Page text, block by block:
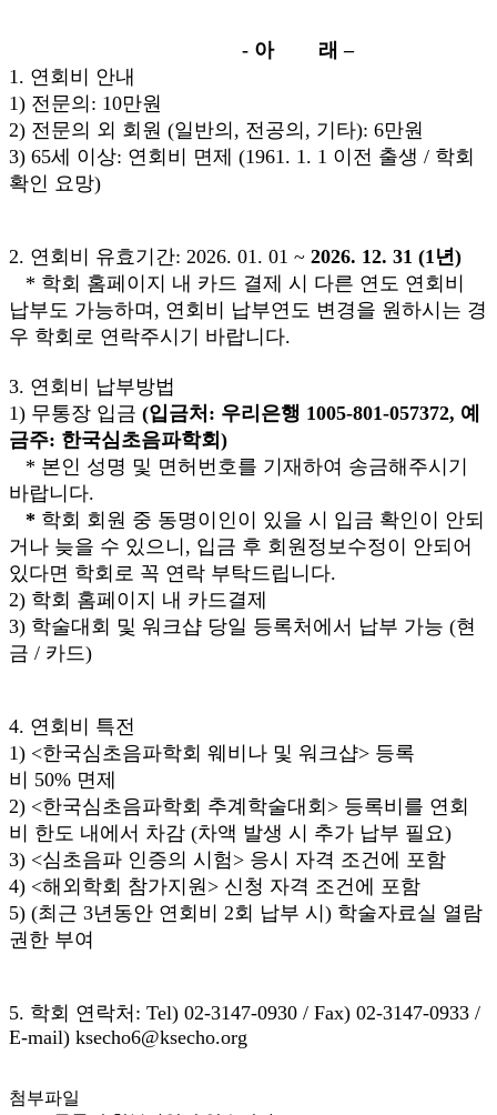
- 아 래 –
1. 연회비 안내
1) 전문의: 10만원
2) 전문의 외 회원 (일반의, 전공의, 기타): 6만원
3) 65세 이상: 연회비 면제 (1961. 1. 1 이전 출생 / 학회
확인 요망)
2. 연회비 유효기간: 2026. 01. 01 ~ 2026. 12. 31 (1 년)
* 학회 홈페이지 내 카드 결제 시 다른 연도 연회비
납부도 가능하며, 연회비 납부연도 변경을 원하시는 경
우 학회로 연락주시기 바랍니다.
3. 연회비 납부방법
1) 무통장 입금 (입금처: 우리은행 1005-801-057372, 예
금주: 한국심초음파학회)
* 본인 성명 및 면허번호를 기재하여 송금해주시기
바랍니다.
* 학회 회원 중 동명이인이 있을 시 입금 확인이 안되
거나 늦을 수 있으니, 입금 후 회원정보수정이 안되어
있다면 학회로 꼭 연락 부탁드립니다.
2) 학회 홈페이지 내 카드결제
3) 학술대회 및 워크샵 당일 등록처에서 납부 가능 (현
금 / 카드)
4. 연회비 특전
1) <한국심초음파학회 웨비나 및 워크샵> 등록
비 50% 면제
2) <한국심초음파학회 추계학술대회> 등록비를 연회
비 한도 내에서 차감 (차액 발생 시 추가 납부 필요)
3) <심초음파 인증의 시험> 응시 자격 조건에 포함
4) <해외학회 참가지원> 신청 자격 조건에 포함
5) (최근 3년동안 연회비 2회 납부 시) 학술자료실 열람
권한 부여
5. 학회 연락처: Tel) 02-3147-0930 / Fax) 02-3147-0933 /
E-mail) ksecho6@ksecho.org
첨부파일